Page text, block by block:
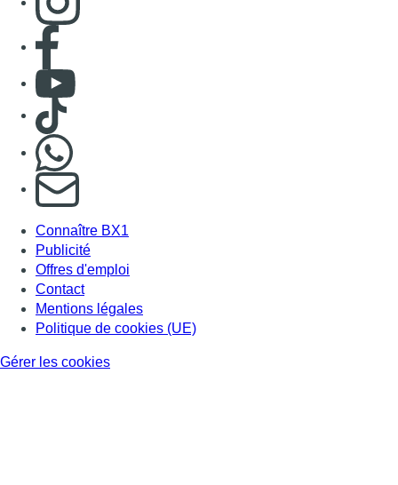
Consulter page Facebook
Consulter Youtube
Consulter TikTok
S'abonner à notre newsletter
Connaître BX1
Publicité
Offres d'emploi
Contact
Mentions légales
Politique de cookies (UE)
Gérer les cookies